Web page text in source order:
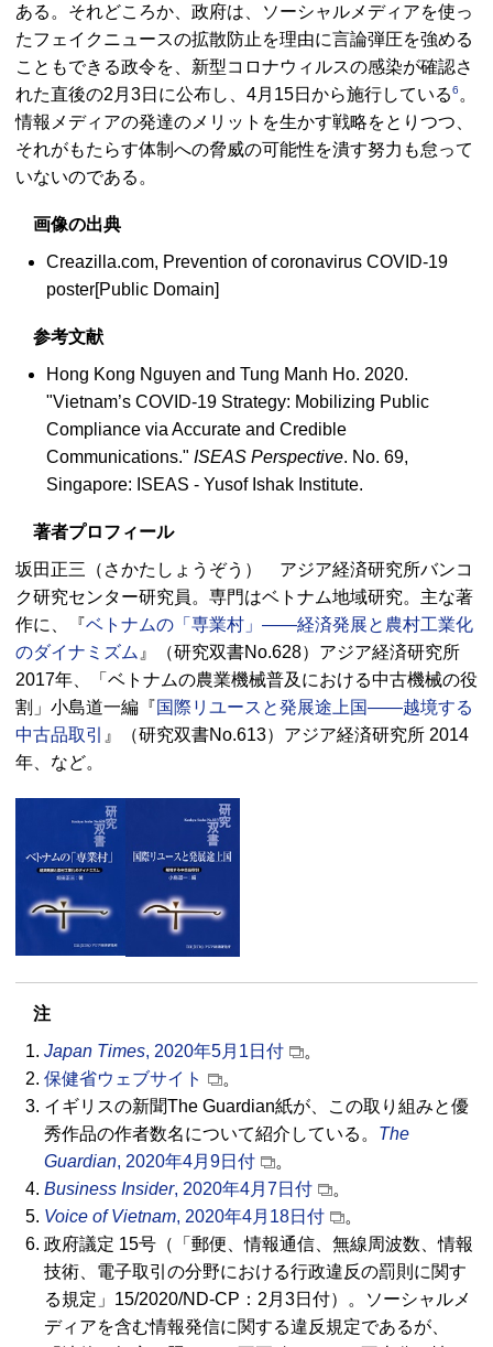
ある。それどころか、政府は、ソーシャルメディアを使っ
たフェイクニュースの拡散防止を理由に言論弾圧を強める
こともできる政令を、新型コロナウィルスの感染が確認さ
れた直後の2月3日に公布し、4月15日から施行している6 。
情報メディアの発達のメリットを生かす戦略をとりつつ、
それがもたらす体制への脅威の可能性を潰す努力も怠って
いないのである。
画像の出典
Creazilla.com, Prevention of coronavirus COVID-19
poster[Public Domain]
参考文献
Hong Kong Nguyen and Tung Manh Ho. 2020.
"Vietnam’s COVID-19 Strategy: Mobilizing Public
Compliance via Accurate and Credible
Communications." ISEAS Perspective. No. 69,
Singapore: ISEAS - Yusof Ishak Institute.
著者プロフィール
坂田正三（さかたしょうぞう） アジア経済研究所バンコ
ク研究センター研究員。専門はベトナム地域研究。主な著
作に、『ベトナムの「専業村」――経済発展と農村工業化
のダイナミズム 』（研究双書No.628）アジア経済研究所
2017年、「ベトナムの農業機械普及における中古機械の役
割」小島道一編『国際リユースと発展途上国――越境する
中古品取引
』（研究双書No.613）アジア経済研究所 2014
年、など。
注
Japan Times, 2020年5月1日付
。
保健省ウェブサイト
。
イギリスの新聞The Guardian紙が、この取り組みと優
秀作品の作者数名について紹介している。 The
Guardian, 2020年4月9日付
。
Business Insider, 2020年4月7日付
。
Voice of Vietnam, 2020年4月18日付
。
政府議定 15号（「郵便、情報通信、無線周波数、情報
技術、電子取引の分野における行政違反の罰則に関す
る規定」15/2020/ND-CP：2月3日付）。ソーシャルメ
ディアを含む情報発信に関する違反規定であるが、